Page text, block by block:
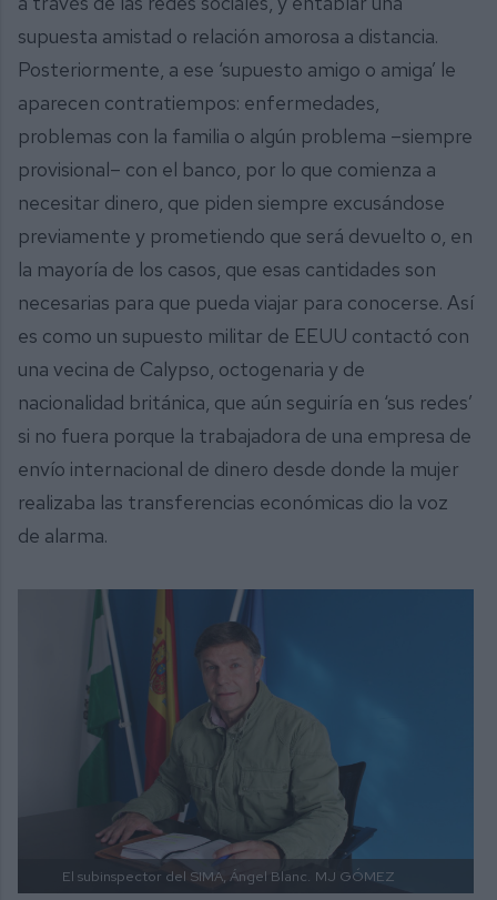
supuesta amistad o relación amorosa a distancia.
Posteriormente, a ese ‘supuesto amigo o amiga’ le
aparecen contratiempos: enfermedades,
problemas con la familia o algún problema –siempre
provisional– con el banco, por lo que comienza a
necesitar dinero, que piden siempre excusándose
previamente y prometiendo que será devuelto o, en
la mayoría de los casos, que esas cantidades son
necesarias para que pueda viajar para conocerse. Así
es como un supuesto militar de EEUU contactó con
una vecina de Calypso, octogenaria y de
nacionalidad británica, que aún seguiría en ‘sus redes’
si no fuera porque la trabajadora de una empresa de
envío internacional de dinero desde donde la mujer
realizaba las transferencias económicas dio la voz
de alarma.
El subinspector del SIMA, Ángel Blanc. MJ GÓMEZ